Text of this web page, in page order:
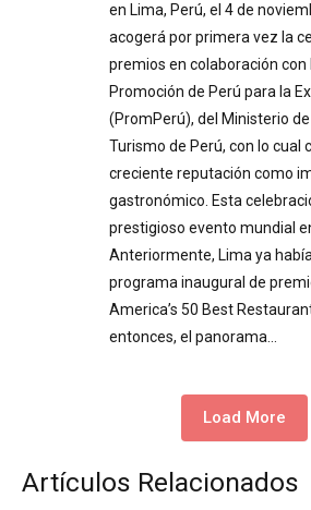
en Lima, Perú, el 4 de
acogerá por primera vez la
premios en colaboración con
Promoción de Perú para la
(PromPerú), del Ministerio
Turismo de Perú, con lo cual
creciente reputación como
gastronómico. Esta
prestigioso evento mundial
Anteriormente, Lima ya
programa inaugural de
America’s 50 Best
entonces, el panorama…
Load More
Artículos Relacionados